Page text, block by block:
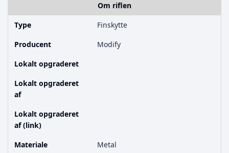
Om riflen
Type
Finskytte
Producent
Modify
Lokalt opgraderet
Lokalt opgraderet
af
Lokalt opgraderet
af (link)
Materiale
Metal